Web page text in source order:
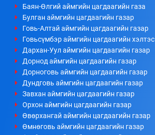
Баян-Өлгий аймгийн цагдаагийн газа
Булган аймгийн цагдаагийн газар
Говь-Алтай аймгийн цагдаагийн газар
Говьсүмбэр аймгийн цагдаагийн хэлтэс
Дархан-Уул аймгийн цагдаагийн газар
Дорнод аймгийн цагдаагийн газар
Дорноговь аймгийн цагдаагийн газар
Дундговь аймгийн цагдаагийн газар
Завхан аймгийн цагдаагийн газар
Орхон аймгийн цагдаагийн газар
Өвөрхангай аймгийн цагдаагийн газар
Өмнөговь аймгийн цагдаагийн газар